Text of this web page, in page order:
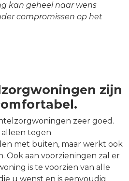
kan geheel naar wens
compromissen op het
zijn
zeer goed.
alleen tegen
met buiten, maar werkt ook
Ook aan voorzieningen zal er
is te voorzien van alle
u wenst en is eenvoudig